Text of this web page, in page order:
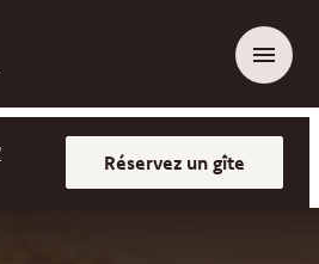
menu
Réservez un gîte